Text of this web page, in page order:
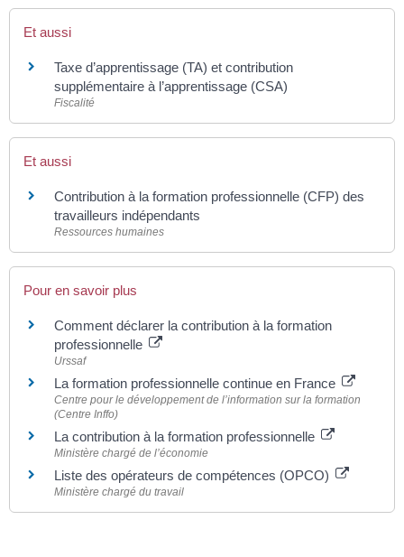
Et aussi
Taxe d’apprentissage (TA) et contribution
supplémentaire à l’apprentissage (CSA)
Fiscalité
Et aussi
Contribution à la formation professionnelle (CFP) des
travailleurs indépendants
Ressources humaines
Pour en savoir plus
Comment déclarer la contribution à la formation
professionnelle
Urssaf
La formation professionnelle continue en France
Centre pour le développement de l’information sur la formation
(Centre Inffo)
La contribution à la formation professionnelle
Ministère chargé de l’économie
Liste des opérateurs de compétences (OPCO)
Ministère chargé du travail